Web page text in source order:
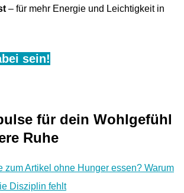
– für mehr Energie und Leichtigkeit in
sein!
für dein Wohlgefühl
Ruhe